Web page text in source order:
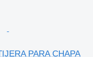
PARA CHAPA